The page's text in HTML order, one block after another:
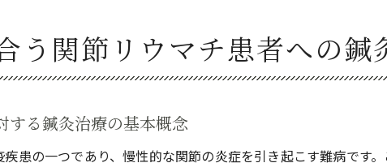
鍼灸治療による痛みの緩和メカニ
生活の質向上を目指した鍼灸施術
鍼灸治療後のライフスタイルの変化
鍼灸治療による身体的および精
う関節リウマチ患者への鍼
する鍼灸治療の基本概念
患の一つであり、慢性的な関節の炎症を引き起こす難病です